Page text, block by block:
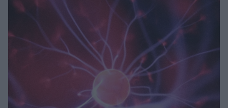
Μακιγιάζ
Well being
Σχέσεις & Σεξ